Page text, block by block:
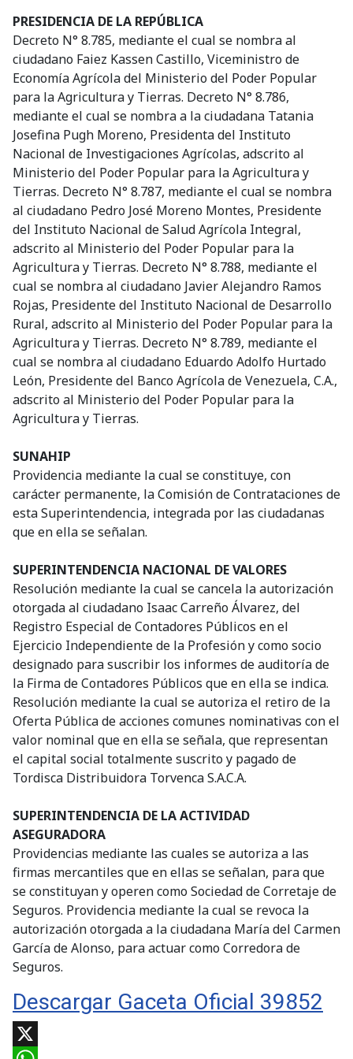
PRESIDENCIA DE LA REPÚBLICA
Decreto N° 8.785, mediante el cual se nombra al
ciudadano Faiez Kassen Castillo, Viceministro de
Economía Agrícola del Ministerio del Poder Popular
para la Agricultura y Tierras. Decreto N° 8.786,
mediante el cual se nombra a la ciudadana Tatania
Josefina Pugh Moreno, Presidenta del Instituto
Nacional de Investigaciones Agrícolas, adscrito al
Ministerio del Poder Popular para la Agricultura y
Tierras. Decreto N° 8.787, mediante el cual se nombra
al ciudadano Pedro José Moreno Montes, Presidente
del Instituto Nacional de Salud Agrícola Integral,
adscrito al Ministerio del Poder Popular para la
Agricultura y Tierras. Decreto N° 8.788, mediante el
cual se nombra al ciudadano Javier Alejandro Ramos
Rojas, Presidente del Instituto Nacional de Desarrollo
Rural, adscrito al Ministerio del Poder Popular para la
Agricultura y Tierras. Decreto N° 8.789, mediante el
cual se nombra al ciudadano Eduardo Adolfo Hurtado
León, Presidente del Banco Agrícola de Venezuela, C.A.,
adscrito al Ministerio del Poder Popular para la
Agricultura y Tierras.
SUNAHIP
Providencia mediante la cual se constituye, con
carácter permanente, la Comisión de Contrataciones de
esta Superintendencia, integrada por las ciudadanas
que en ella se señalan.
SUPERINTENDENCIA NACIONAL DE VALORES
Resolución mediante la cual se cancela la autorización
otorgada al ciudadano Isaac Carreño Álvarez, del
Registro Especial de Contadores Públicos en el
Ejercicio Independiente de la Profesión y como socio
designado para suscribir los informes de auditoría de
la Firma de Contadores Públicos que en ella se indica.
Resolución mediante la cual se autoriza el retiro de la
Oferta Pública de acciones comunes nominativas con el
valor nominal que en ella se señala, que representan
el capital social totalmente suscrito y pagado de
Tordisca Distribuidora Torvenca S.A.C.A.
SUPERINTENDENCIA DE LA ACTIVIDAD
ASEGURADORA
Providencias mediante las cuales se autoriza a las
firmas mercantiles que en ellas se señalan, para que
se constituyan y operen como Sociedad de Corretaje de
Seguros. Providencia mediante la cual se revoca la
autorización otorgada a la ciudadana María del Carmen
García de Alonso, para actuar como Corredora de
Seguros.
Descargar Gaceta Oficial 39852